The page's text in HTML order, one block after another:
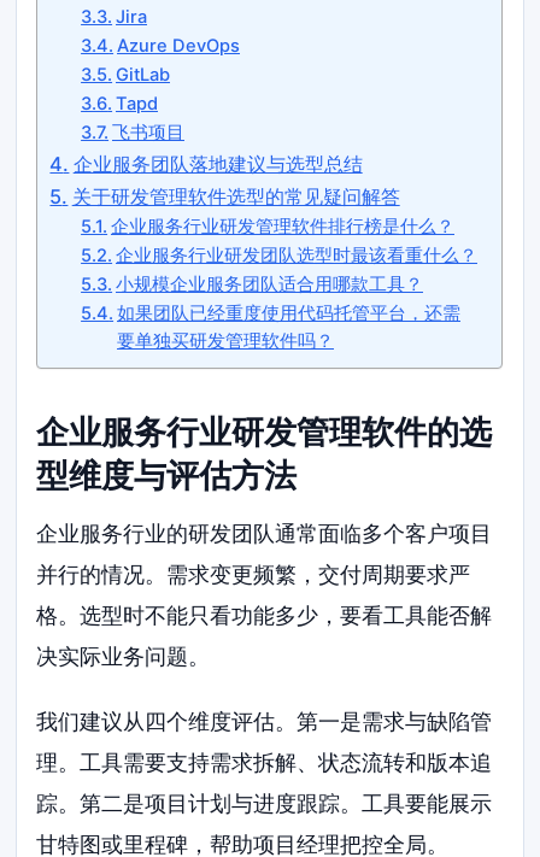
Jira
Azure DevOps
GitLab
Tapd
飞书项目
企业服务团队落地建议与选型总结
关于研发管理软件选型的常见疑问解答
企业服务行业研发管理软件排行榜是什么？
企业服务行业研发团队选型时最该看重什么？
小规模企业服务团队适合用哪款工具？
如果团队已经重度使用代码托管平台，还需
要单独买研发管理软件吗？
企业服务行业研发管理软件的选
型维度与评估方法
企业服务行业的研发团队通常面临多个客户项目
并行的情况。需求变更频繁，交付周期要求严
格。选型时不能只看功能多少，要看工具能否解
决实际业务问题。
我们建议从四个维度评估。第一是需求与缺陷管
理。工具需要支持需求拆解、状态流转和版本追
踪。第二是项目计划与进度跟踪。工具要能展示
甘特图或里程碑，帮助项目经理把控全局。